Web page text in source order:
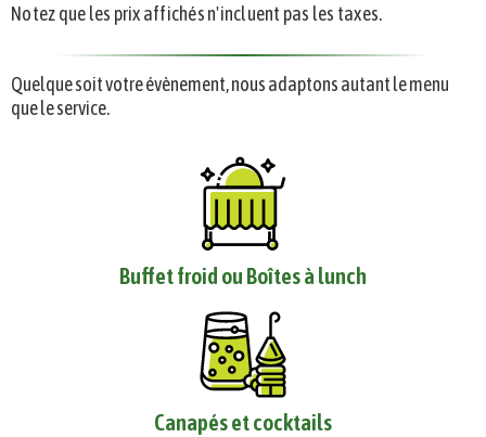
Notez que les prix affichés n'incluent pas les taxes.
Quelque soit votre évènement, nous adaptons autant le menu
que le service.
Buffet froid ou Boîtes à lunch
Canapés et cocktails